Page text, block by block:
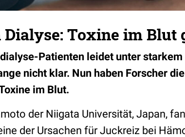
Toxine im Blut
Patienten leidet unter
nicht klar. Nun haben Forscher
im Blut.
der Niigata Universität, Japan,
der Ursachen für Juckreiz bei